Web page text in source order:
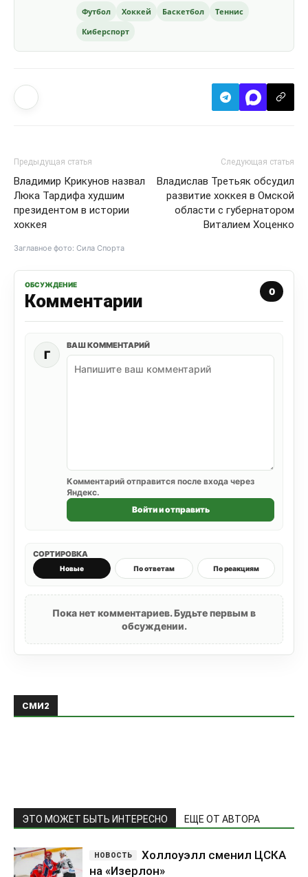
Футбол Хоккей Баскетбол
Теннис
Киберспорт
Предыдущая статья
Владимир Крикунов назвал
Люка Тардифа худшим
президентом в истории
хоккея
Следующая статья
Владислав Третьяк обсудил
развитие хоккея в Омской
области с губернатором
Виталием Хоценко
Заглавное фото: Сила Спорта
ОБСУЖДЕНИЕ
Комментарии 0
Г
ВАШ КОММЕНТАРИЙ
Комментарий отправится после входа через
Яндекс.
Войти и отправить
СОРТИРОВКА
Новые По ответам По реакциям
Пока нет комментариев. Будьте первым в
обсуждении.
СМИ2
ЭТО МОЖЕТ БЫТЬ ИНТЕРЕСНО ЕЩЕ ОТ АВТОРА
Холлоуэлл сменил ЦСКА
на «Изерлон»